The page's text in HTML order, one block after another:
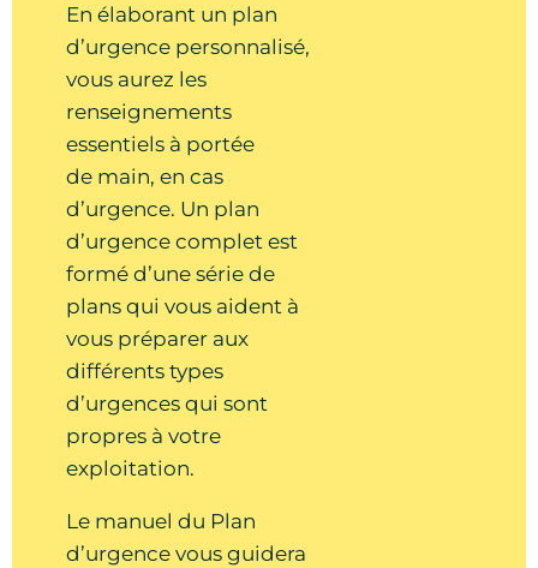
25
Sep
Atelier de (PAE) plan
agroenvironnemental (Jour 2)
Atelier
3310 Walnut Street, Alvinston,
Ontario
10:00am - 03:00pm ● Comté : Lambton ●
Alvinston Ontario
28
Sep
Atelier de (PAE) plan
agroenvironnemental (Jour 2)
Atelier
380 Colonnade Drive,
Kemptville, Ontario
10:00am - 03:00pm ● Comté : Leeds &
En élaborant un plan
d’urgence personnalisé,
vous aurez les
renseignements
essentiels à portée
de main, en cas
d’urgence. Un plan
d’urgence complet est
formé d’une série de
plans qui vous aident à
vous préparer aux
différents types
d’urgences qui sont
propres à votre
exploitation.
Le manuel du Plan
d’urgence vous guidera